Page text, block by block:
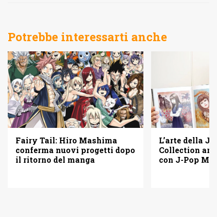
Potrebbe interessarti anche
Fairy Tail: Hiro Mashima
conferma nuovi progetti dopo
il ritorno del manga
L’arte della
Collection
con J-Pop